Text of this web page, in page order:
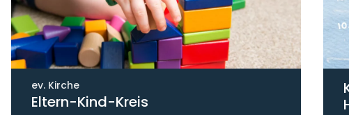
ev. Kirche
Eltern-Kind-Kreis